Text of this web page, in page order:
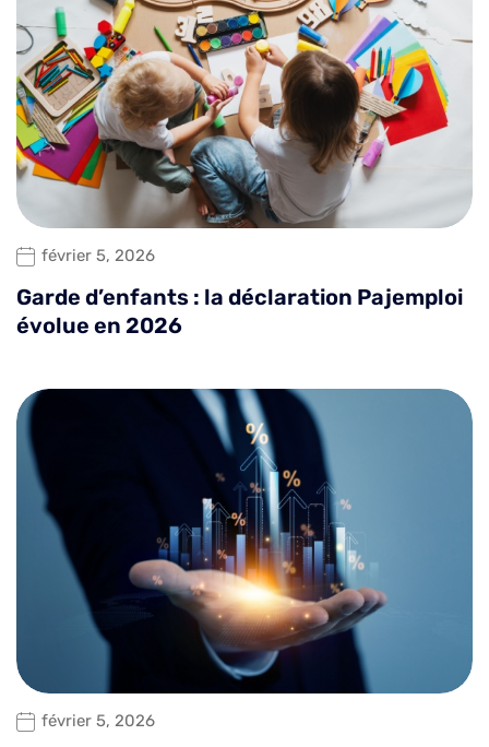
février 5, 2026
Garde d’enfants : la déclaration Pajemploi
évolue en 2026
février 5, 2026